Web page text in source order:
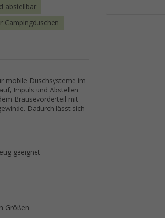
abstellbar
Campingduschen
mobile Duschsysteme im
Impuls und Abstellen
Brausevorderteil mit
Dadurch lässt sich
geeignet
Größen